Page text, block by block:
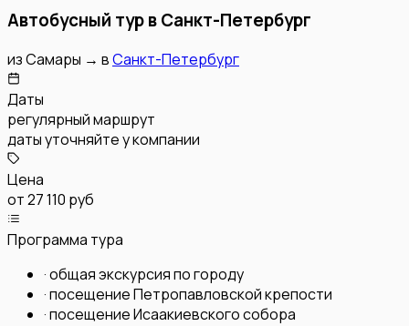
Автобусный тур в Санкт-Петербург
изСамары → вСанкт-Петербург
Даты
регулярный маршрут
даты уточняйте у компании
Цена
от27 110 руб
Программа тура
·общая экскурсия по городу
·посещение Петропавловской крепости
·посещение Исаакиевского собора